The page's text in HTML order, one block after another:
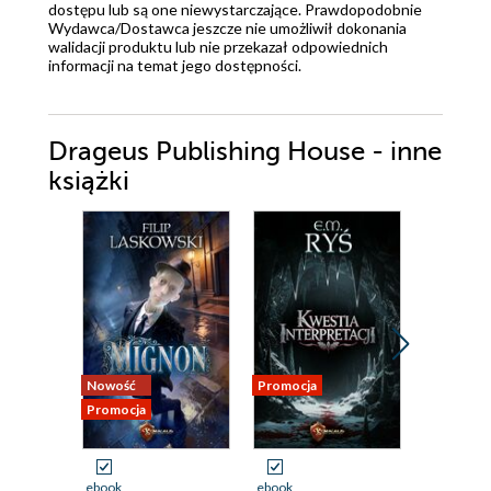
dostępu lub są one niewystarczające. Prawdopodobnie
Wydawca/Dostawca jeszcze nie umożliwił dokonania
walidacji produktu lub nie przekazał odpowiednich
informacji na temat jego dostępności.
Drageus Publishing House - inne
książki
Nowość
Promocja
ebook
Promocja
ebook